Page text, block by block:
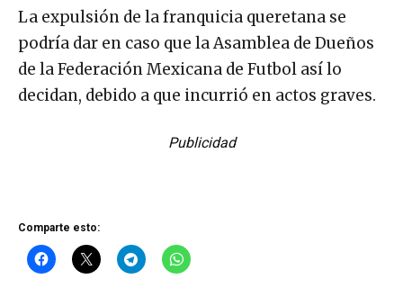
La expulsión de la franquicia queretana se
podría dar en caso que la Asamblea de Dueños
de la Federación Mexicana de Futbol así lo
decidan, debido a que incurrió en actos graves.
Publicidad
Comparte esto: